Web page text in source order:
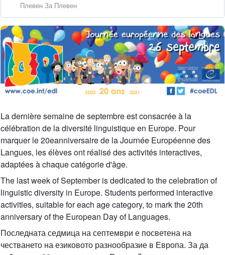
Плевен За Плевен
La dernière semaine de septembre est consacrée à la
célébration de la diversité linguistique en Europe. Pour
marquer le 20eanniversaire de la Journée Européenne des
Langues, les élèves ont réalisé des activités interactives,
adaptées à chaque catégorie d'âge.
The last week of September is dedicated to the celebration of
linguistic diversity in Europe. Students performed interactive
activities, suitable for each age category, to mark the 20th
anniversary of the European Day of Languages.
Последната седмица на септември е посветена на
честването на езиковото разнообразие в Европа. За да